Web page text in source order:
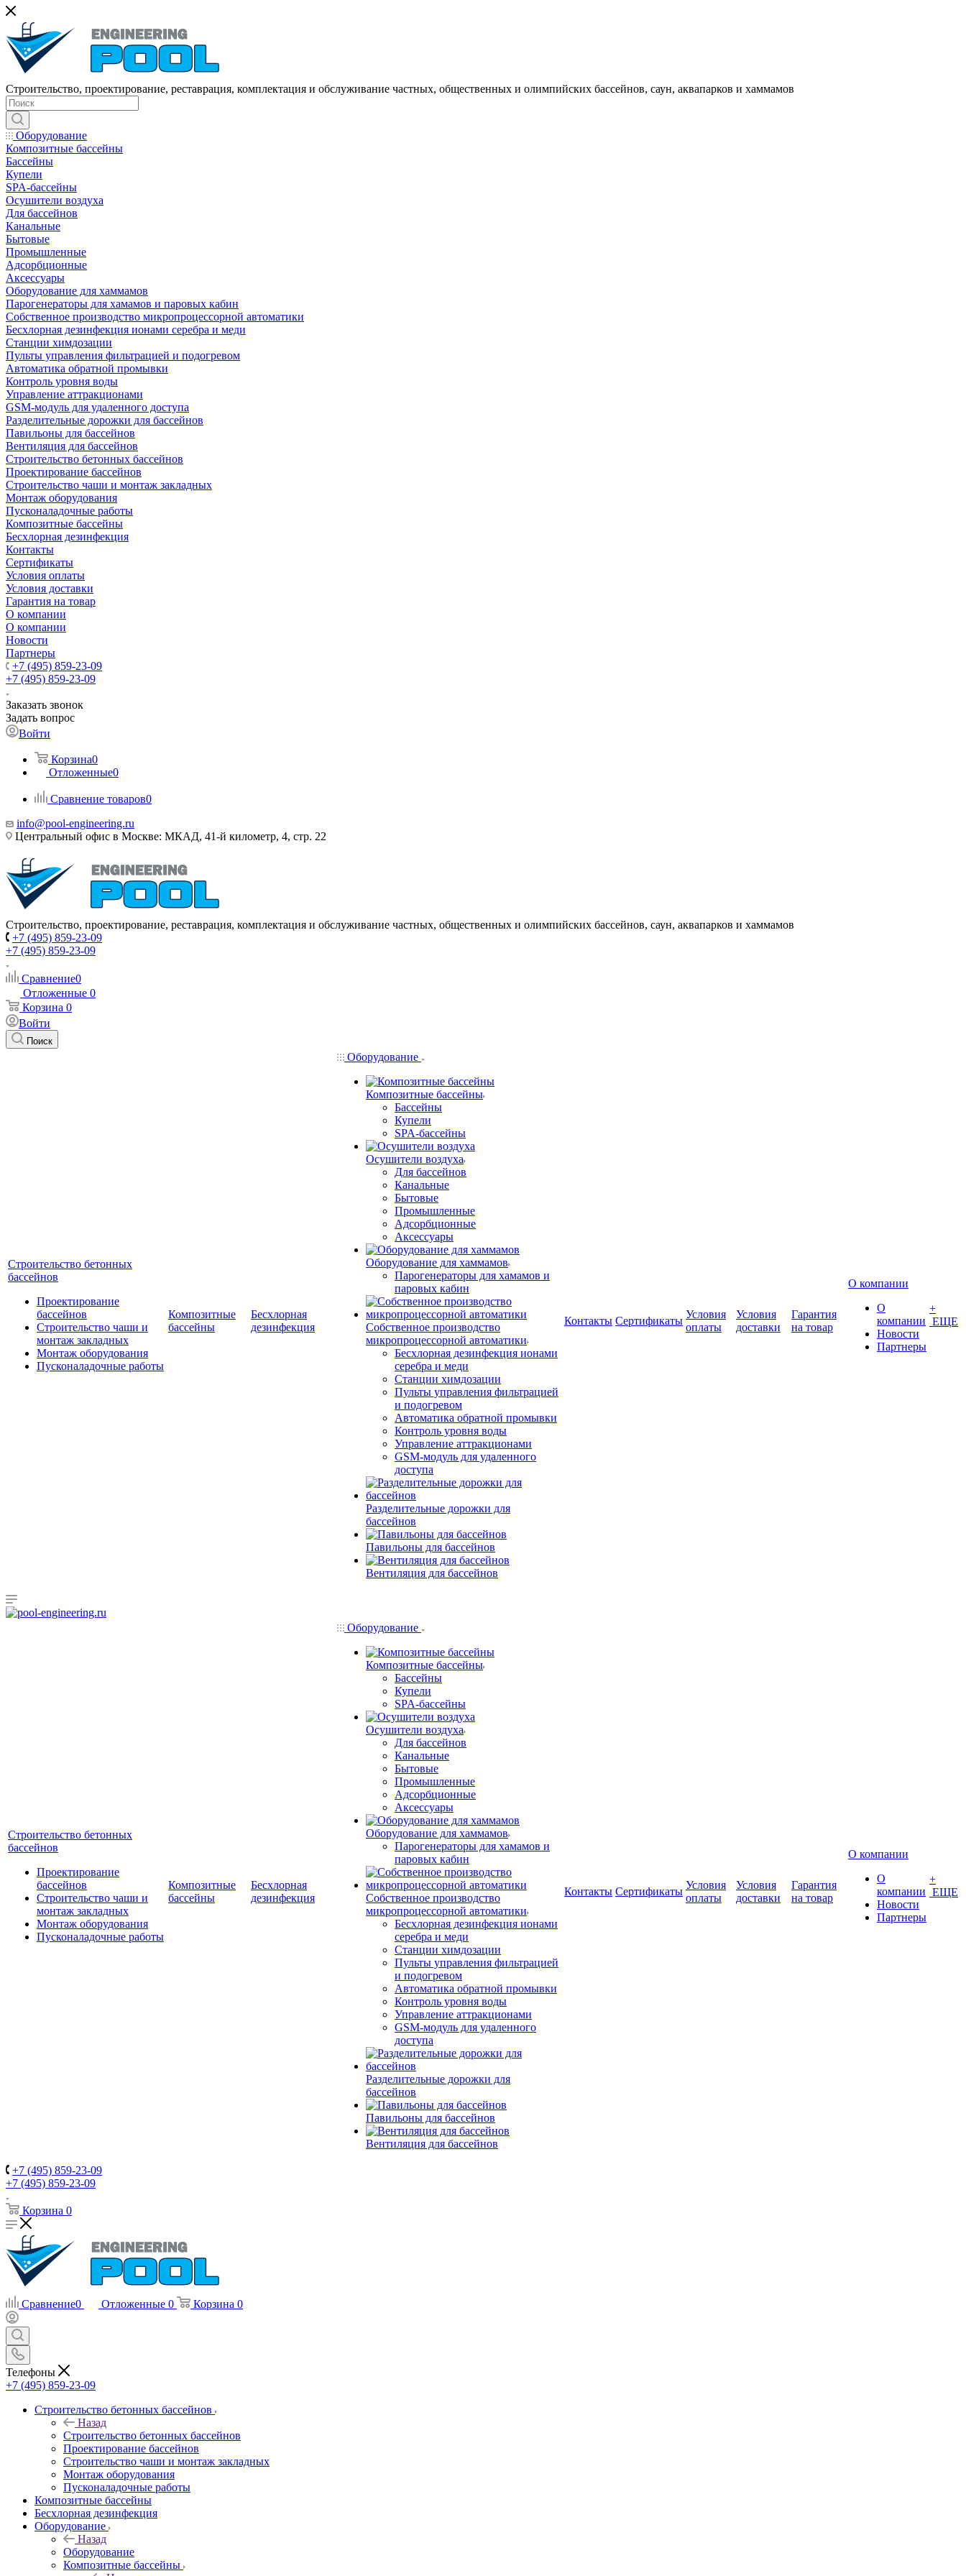
Строительство, проектирование, реставрация, комплектация и обслуживание частных, общественных и олимпийских бассейнов, саун, аквапарков и хаммамов
Оборудование
Композитные бассейны
Бассейны
Купели
SPA-бассейны
Осушители воздуха
Для бассейнов
Канальные
Бытовые
Промышленные
Адсорбционные
Аксессуары
Оборудование для хаммамов
Парогенераторы для хамамов и паровых кабин
Собственное производство микропроцессорной автоматики
Беcхлорная дезинфекция ионами серебра и меди
Станции химдозации
Пульты управления фильтрацией и подогревом
Автоматика обратной промывки
Контроль уровня воды
Управление аттракционами
GSM-модуль для удаленного доступа
Разделительные дорожки для бассейнов
Павильоны для бассейнов
Вентиляция для бассейнов
Строительство бетонных бассейнов
Проектирование бассейнов
Строительство чаши и монтаж закладных
Монтаж оборудования
Пусконаладочные работы
Композитные бассейны
Бесхлорная дезинфекция
Контакты
Сертификаты
Условия оплаты
Условия доставки
Гарантия на товар
О компании
О компании
Новости
Партнеры
+7 (495) 859-23-09
+7 (495) 859-23-09
Заказать звонок
Задать вопрос
Войти
Корзина0
Отложенные0
Сравнение товаров0
info@pool-engineering.ru
Центральный офис в Москве: МКАД, 41-й километр, 4, стр. 22
Строительство, проектирование, реставрация, комплектация и обслуживание частных, общественных и олимпийских бассейнов, саун, аквапарков и хаммамов
+7 (495) 859-23-09
+7 (495) 859-23-09
Сравнение0
Отложенные 0
Корзина 0
Войти
Поиск
Строительство бетонных
бассейнов
Проектирование
бассейнов
Строительство чаши и
монтаж закладных
Монтаж оборудования
Пусконаладочные работы
Композитные
бассейны
Бесхлорная
дезинфекция
Оборудование
Композитные бассейны
Бассейны
Купели
SPA-бассейны
Осушители воздуха
Для бассейнов
Канальные
Бытовые
Промышленные
Адсорбционные
Аксессуары
Оборудование для хаммамов
Парогенераторы для хамамов и
паровых кабин
Собственное производство
микропроцессорной автоматики
Беcхлорная дезинфекция ионами
серебра и меди
Станции химдозации
Пульты управления фильтрацией
и подогревом
Автоматика обратной промывки
Контроль уровня воды
Управление аттракционами
GSM-модуль для удаленного
доступа
Разделительные дорожки для
бассейнов
Павильоны для бассейнов
Вентиляция для бассейнов
Контакты Сертификаты
Условия
оплаты
Условия
доставки
Гарантия
на товар
О компании
О
компании
Новости
Партнеры
+
ЕЩЕ
Строительство бетонных
бассейнов
Проектирование
бассейнов
Строительство чаши и
монтаж закладных
Монтаж оборудования
Пусконаладочные работы
Композитные
бассейны
Бесхлорная
дезинфекция
Оборудование
Композитные бассейны
Бассейны
Купели
SPA-бассейны
Осушители воздуха
Для бассейнов
Канальные
Бытовые
Промышленные
Адсорбционные
Аксессуары
Оборудование для хаммамов
Парогенераторы для хамамов и
паровых кабин
Собственное производство
микропроцессорной автоматики
Беcхлорная дезинфекция ионами
серебра и меди
Станции химдозации
Пульты управления фильтрацией
и подогревом
Автоматика обратной промывки
Контроль уровня воды
Управление аттракционами
GSM-модуль для удаленного
доступа
Разделительные дорожки для
бассейнов
Павильоны для бассейнов
Вентиляция для бассейнов
Контакты Сертификаты
Условия
оплаты
Условия
доставки
Гарантия
на товар
О компании
О
компании
Новости
Партнеры
+
ЕЩЕ
+7 (495) 859-23-09
+7 (495) 859-23-09
Корзина 0
Сравнение0 Отложенные 0 Корзина 0
Телефоны
+7 (495) 859-23-09
Строительство бетонных бассейнов
Назад
Строительство бетонных бассейнов
Проектирование бассейнов
Строительство чаши и монтаж закладных
Монтаж оборудования
Пусконаладочные работы
Композитные бассейны
Бесхлорная дезинфекция
Оборудование
Назад
Оборудование
Композитные бассейны